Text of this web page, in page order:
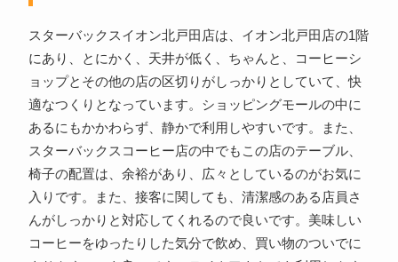
スターバックスイオン北戸田店は、イオン北戸田店の1階
にあり、とにかく、天井が低く、ちゃんと、コーヒーシ
ョップとその他の店の区切りがしっかりとしていて、快
適なつくりとなっています。ショッピングモールの中に
あるにもかかわらず、静かで利用しやすいです。また、
スターバックスコーヒー店の中でもこの店のテーブル、
椅子の配置は、余裕があり、広々としているのがお気に
入りです。また、接客に関しても、清潔感のある店員さ
んがしっかりと対応してくれるので良いです。美味しい
コーヒーをゆったりした気分で飲め、買い物のついでに